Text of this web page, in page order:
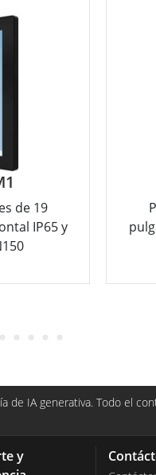
de 19
IP65 y
IA generativa. Todo el
y